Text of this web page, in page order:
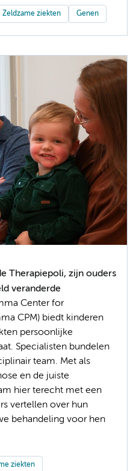
Zeldzame ziekten Genen
Therapiepoli, zijn ouders
veranderde
Center for
CPM) biedt kinderen
persoonlijke
Specialisten bundelen
team. Met als
en de juiste
hier terecht met een
vertellen over hun
behandeling voor hen
ziekten